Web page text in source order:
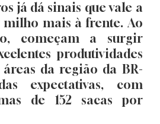
já dá sinais que vale a
mais à frente. Ao
começam a surgir
produtividades
da região da BR-
expectativas, com
de 152 sacas por